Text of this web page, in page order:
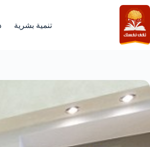
التجاوز
إلى
المحتوى
تنمية بشرية